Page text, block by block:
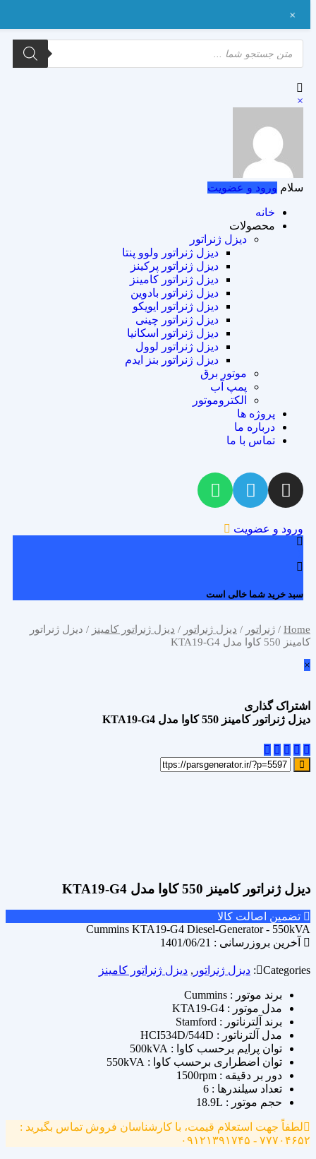
×
سلام ورود و عضویت
خانه
محصولات
دیزل ژنراتور
دیزل ژنراتور ولوو پنتا
دیزل ژنراتور پرکینز
دیزل ژنراتور کامینز
دیزل ژنراتور بادوین
دیزل ژنراتور ایویکو
دیزل ژنراتور چینی
دیزل ژنراتور اسکانیا
دیزل ژنراتور لوول
دیزل ژنراتور بنز ایدم
موتور برق
پمپ آب
الکتروموتور
پروژه ها
درباره ما
تماس با ما
ورود و عضویت
سبد خرید شما خالی است
Home
/ ژنراتور / دیزل ژنراتور / دیزل ژنراتور کامینز / دیزل ژنراتور
کامینز 550 کاوا مدل KTA19-G4
×
اشتراک گذاری
دیزل ژنراتور کامینز 550 کاوا مدل KTA19-G4
دیزل ژنراتور کامینز 550 کاوا مدل KTA19-G4
تضمین اصالت کالا
Cummins KTA19-G4 Diesel-Generator - 550kVA
آخرین بروزرسانی : 1401/06/21
Categories: دیزل ژنراتور , دیزل ژنراتور کامینز
برند موتور : Cummins
مدل موتور : KTA19-G4
برند آلترناتور : Stamford
مدل آلترناتور : HCI534D/544D
توان پرایم برحسب کاوا : 500kVA
توان اضطراری برحسب کاوا : 550kVA
دور بر دقیقه : 1500rpm
تعداد سیلندرها : 6
حجم موتور : 18.9L
لطفاً جهت استعلام قیمت، با کارشناسان فروش تماس بگیرید :
۷۷۷۰۴۶۵۲ - ۰۹۱۲۱۳۹۱۷۴۵
+